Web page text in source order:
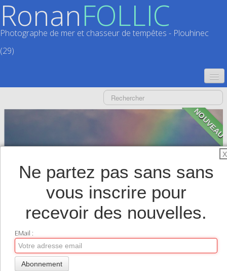
RonanFOLLIC
Photographe de mer et chasseur de tempêtes - Plouhinec
(29)
LIVRES▼
TIRAGES SUPPORTS HAUT DE GAMME
CONTACT
NOUVEAU
X
Ne partez pas sans sans
vous inscrire pour
recevoir des nouvelles.
EMail :
Abonnement